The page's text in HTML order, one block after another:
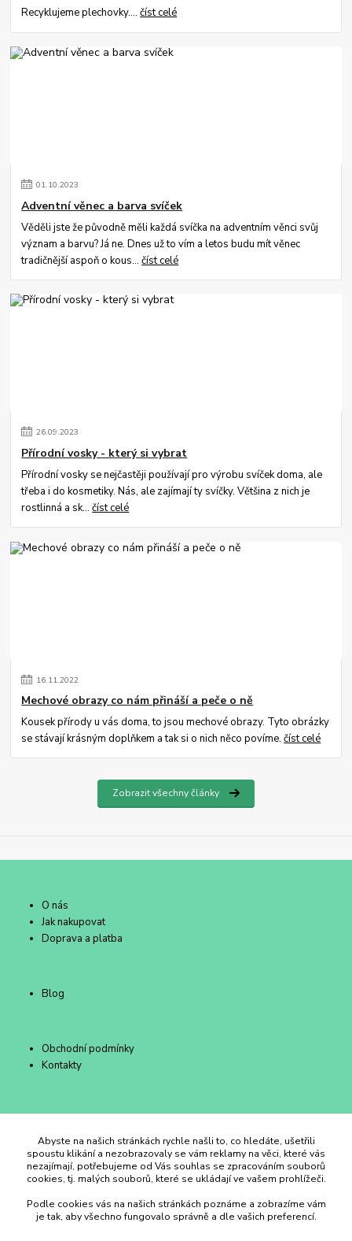
Recyklujeme plechovky....číst celé
01.10.2023
Adventní věnec a barva svíček
Věděli jste že původně měli každá svíčka na adventním věnci svůj
význam a barvu? Já ne. Dnes už to vím a letos budu mít věnec
tradičnější aspoň o kous...číst celé
26.09.2023
Přírodní vosky - který si vybrat
Přírodní vosky se nejčastěji používají pro výrobu svíček doma, ale
třeba i do kosmetiky. Nás, ale zajímají ty svíčky. Většina z nich je
rostlinná a sk...číst celé
16.11.2022
Mechové obrazy co nám přináší a peče o ně
Kousek přírody u vás doma, to jsou mechové obrazy. Tyto obrázky
se stávají krásným doplňkem a tak si o nich něco povíme.číst celé
Zobrazit všechny články
O nás
Jak nakupovat
Doprava a platba
Blog
Obchodní podmínky
Kontakty
Duhový Ateliér Kroměříž
+420 734 258 002
duhovyatelier@email.cz
Abyste na našich stránkách rychle našli to, co hledáte, ušetřili
spoustu klikání a nezobrazovaly se vám reklamy na věci, které vás
nezajímají, potřebujeme od Vás souhlas se zpracováním souborů
cookies, tj. malých souborů, které se ukládají ve vašem prohlížeči.
Podle cookies vás na našich stránkách poznáme a zobrazíme vám
je tak, aby všechno fungovalo správně a dle vašich preferencí.